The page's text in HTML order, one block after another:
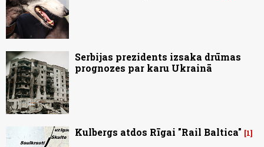
Serbijas prezidents izsaka drūmas
prognozes par karu Ukrainā
Kulbergs atdos Rīgai "Rail Baltica" 1